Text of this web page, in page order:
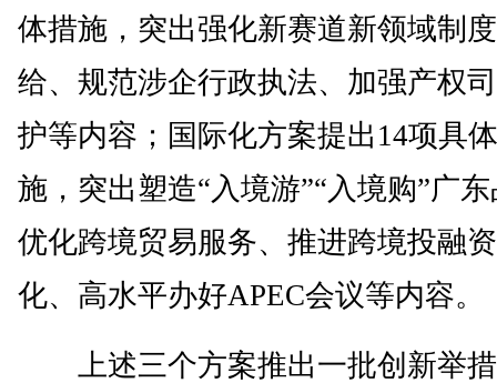
体措施，突出强化新赛道新领域制
给、规范涉企行政执法、加强产权
护等内容；国际化方案提出14项具
施，突出塑造“入境游”“入境购”广
优化跨境贸易服务、推进跨境投融
化、高水平办好APEC会议等内容。
上述三个方案推出一批创新举